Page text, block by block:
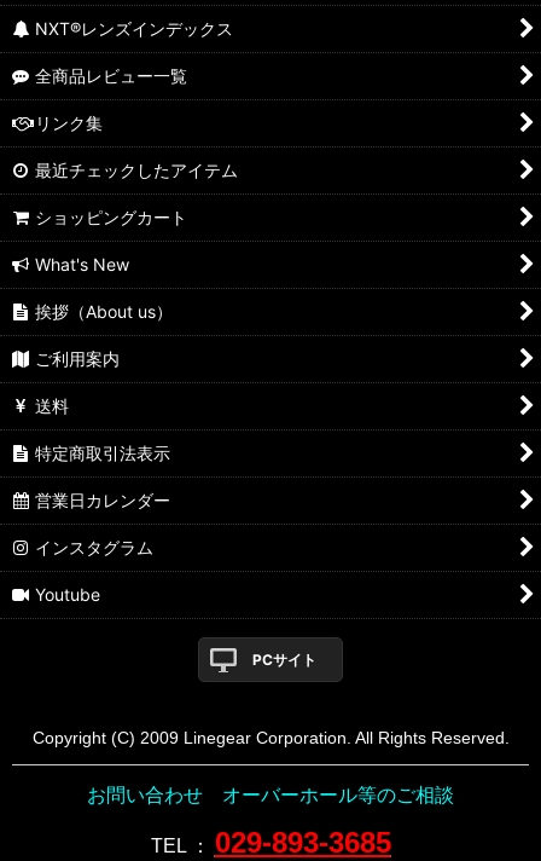
NXT®レンズインデックス
全商品レビュー一覧
リンク集
最近チェックしたアイテム
ショッピングカート
What's New
挨拶（About us）
ご利用案内
送料
特定商取引法表示
営業日カレンダー
インスタグラム
Youtube
PCサイト
Copyright (C) 2009 Linegear Corporation. All Rights Reserved.
お問い合わせ オーバーホール等のご相談
TEL： 029-893-3685